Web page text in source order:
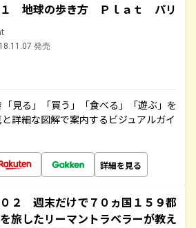
１ 地球の歩き方 Ｐｌａｔ パリ
発売
見る」「買う」「食べる」「遊ぶ」を
詳細な図解で案内するビジュアルガイ
詳細を見る
２ 週末だけで７０ヵ国１５９都
旅したリーマントラベラーが教え